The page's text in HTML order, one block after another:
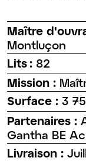
Maître
Montluçon
Lits :82
Mission :
Surface :3
Partenaires :
Gantha BE
Livraison :